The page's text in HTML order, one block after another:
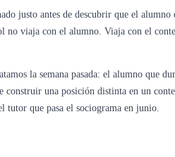
justo antes de descubrir que el
viaja con el alumno. Viaja con el
la semana pasada: el alumno que
una posición distinta en un
tutor que pasa el sociograma en junio.